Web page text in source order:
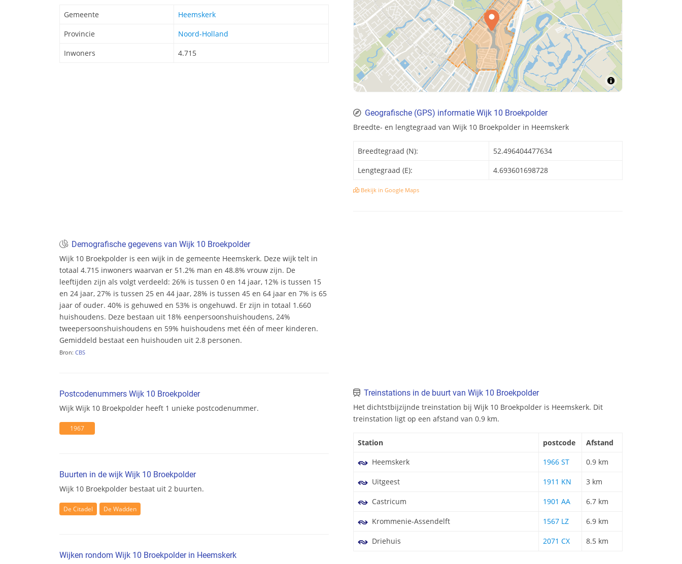
Gemeente
Heemskerk
Provincie
Noord-Holland
Inwoners
4.715
Demografische gegevens van Wijk 10 Broekpolder
Wijk 10 Broekpolder is een wijk in de gemeente Heemskerk. Deze wijk telt in
totaal 4.715 inwoners waarvan er 51.2% man en 48.8% vrouw zijn. De
leeftijden zijn als volgt verdeeld: 26% is tussen 0 en 14 jaar, 12% is tussen 15
en 24 jaar, 27% is tussen 25 en 44 jaar, 28% is tussen 45 en 64 jaar en 7% is 65
jaar of ouder. 40% is gehuwed en 53% is ongehuwd. Er zijn in totaal 1.660
huishoudens. Deze bestaan uit 18% eenpersoonshuishoudens, 24%
tweepersoonshuishoudens en 59% huishoudens met één of meer kinderen.
Gemiddeld bestaat een huishouden uit 2.8 personen.
Bron: CBS
Postcodenummers Wijk 10 Broekpolder
Wijk Wijk 10 Broekpolder heeft 1 unieke postcodenummer.
1967
Buurten in de wijk Wijk 10 Broekpolder
Wijk 10 Broekpolder bestaat uit 2 buurten.
De Citadel De Wadden
Wijken rondom Wijk 10 Broekpolder in Heemskerk
Geografische (GPS) informatie Wijk 10 Broekpolder
Breedte- en lengtegraad van Wijk 10 Broekpolder in Heemskerk
Breedtegraad (N):
52.496404477634
Lengtegraad (E):
4.693601698728
Bekijk in Google Maps
Treinstations in de buurt van Wijk 10 Broekpolder
Het dichtstbijzijnde treinstation bij Wijk 10 Broekpolder is Heemskerk. Dit
treinstation ligt op een afstand van 0.9 km.
Station postcode
Afstand
Heemskerk
1966 ST 0.9 km
Uitgeest 1911 KN 3 km
Castricum 1901 AA 6.7 km
Krommenie-Assendelft 1567 LZ 6.9 km
Driehuis 2071 CX 8.5 km